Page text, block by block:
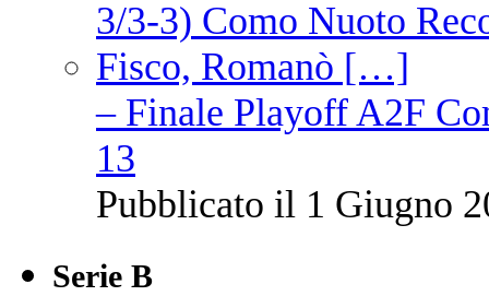
– Finale Playoff A2F
13
Pubblicato il 1 Giugno
Serie B